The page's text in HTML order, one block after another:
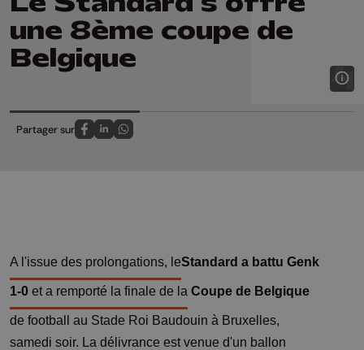
une 8ème coupe de
Belgique
Partager sur
Partagez sur FaceBook
Partagez sur LinkedIn
Partagez sur Whatsapp
A l'issue des prolongations, leStandard a battu Genk
1-0 et a remporté la finale de la Coupe de Belgique
de football au Stade Roi Baudouin à Bruxelles,
samedi soir. La délivrance est venue d'un ballon